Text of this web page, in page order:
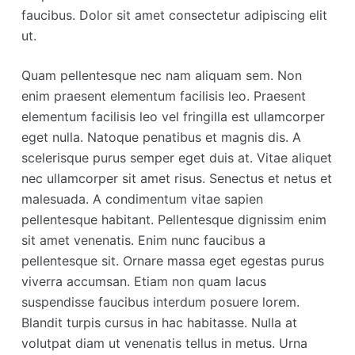
faucibus. Dolor sit amet consectetur adipiscing elit
ut.
Quam pellentesque nec nam aliquam sem. Non
enim praesent elementum facilisis leo. Praesent
elementum facilisis leo vel fringilla est ullamcorper
eget nulla. Natoque penatibus et magnis dis. A
scelerisque purus semper eget duis at. Vitae aliquet
nec ullamcorper sit amet risus. Senectus et netus et
malesuada. A condimentum vitae sapien
pellentesque habitant. Pellentesque dignissim enim
sit amet venenatis. Enim nunc faucibus a
pellentesque sit. Ornare massa eget egestas purus
viverra accumsan. Etiam non quam lacus
suspendisse faucibus interdum posuere lorem.
Blandit turpis cursus in hac habitasse. Nulla at
volutpat diam ut venenatis tellus in metus. Urna